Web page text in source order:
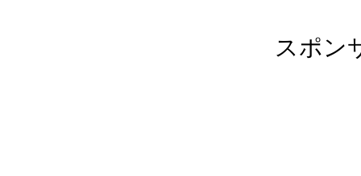
スポン